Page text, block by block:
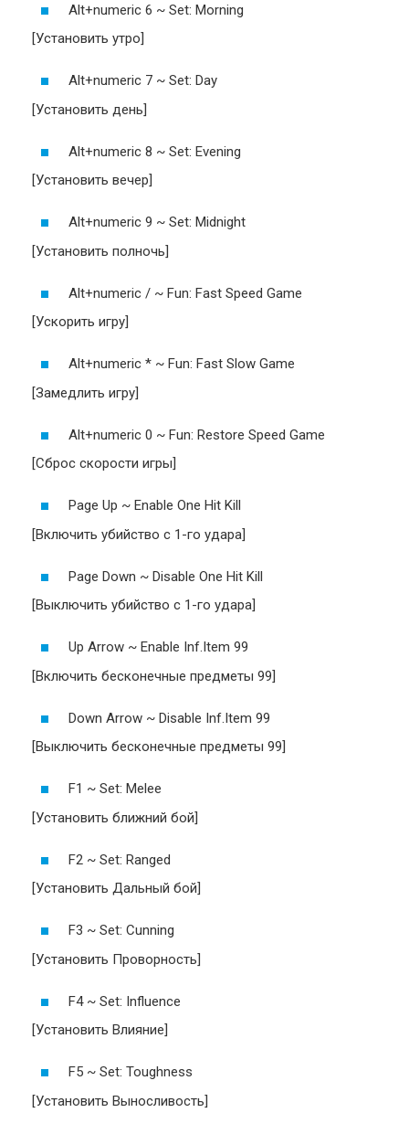
Alt+numeric 6 ~ Set: Morning
[Установить утро]
Alt+numeric 7 ~ Set: Day
[Установить день]
Alt+numeric 8 ~ Set: Evening
[Установить вечер]
Alt+numeric 9 ~ Set: Midnight
[Установить полночь]
Alt+numeric / ~ Fun: Fast Speed Game
[Ускорить игру]
Alt+numeric * ~ Fun: Fast Slow Game
[Замедлить игру]
Alt+numeric 0 ~ Fun: Restore Speed Game
[Сброс скорости игры]
Page Up ~ Enable One Hit Kill
[Включить убийство с 1-го удара]
Page Down ~ Disable One Hit Kill
[Выключить убийство с 1-го удара]
Up Arrow ~ Enable Inf.Item 99
[Включить бесконечные предметы 99]
Down Arrow ~ Disable Inf.Item 99
[Выключить бесконечные предметы 99]
F1 ~ Set: Melee
[Установить ближний бой]
F2 ~ Set: Ranged
[Установить Дальный бой]
F3 ~ Set: Cunning
[Установить Проворность]
F4 ~ Set: Influence
[Установить Влияние]
F5 ~ Set: Toughness
[Установить Выносливость]